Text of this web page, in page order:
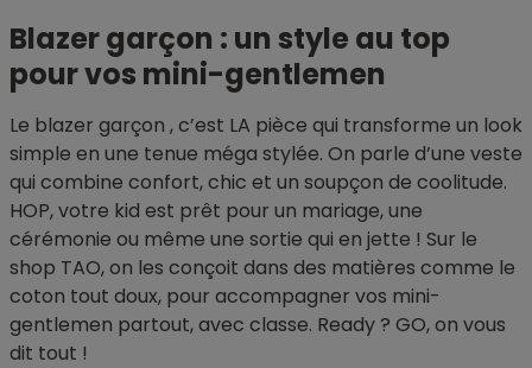
Blazer garçon : un style au top
pour vos mini-gentlemen
Le blazer garçon , c’est LA pièce qui transforme un look
simple en une tenue méga stylée. On parle d’une veste
qui combine confort, chic et un soupçon de coolitude.
HOP, votre kid est prêt pour un mariage, une
cérémonie ou même une sortie qui en jette ! Sur le
shop TAO, on les conçoit dans des matières comme le
coton tout doux, pour accompagner vos mini-
gentlemen partout, avec classe. Ready ? GO, on vous
dit tout !